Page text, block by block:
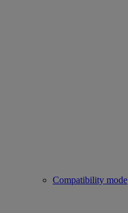
Compatibility mode